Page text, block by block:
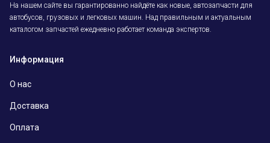
На нашем сайте вы гарантированно найдёте как новые, автозапчасти для
автобусов, грузовых и легковых машин. Над правильным и актуальным
каталогом запчастей ежедневно работает команда экспертов.
Информация
О нас
Доставка
Оплата